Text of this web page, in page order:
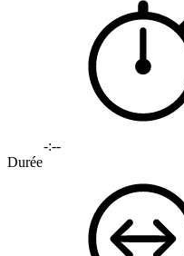
-:--
Durée